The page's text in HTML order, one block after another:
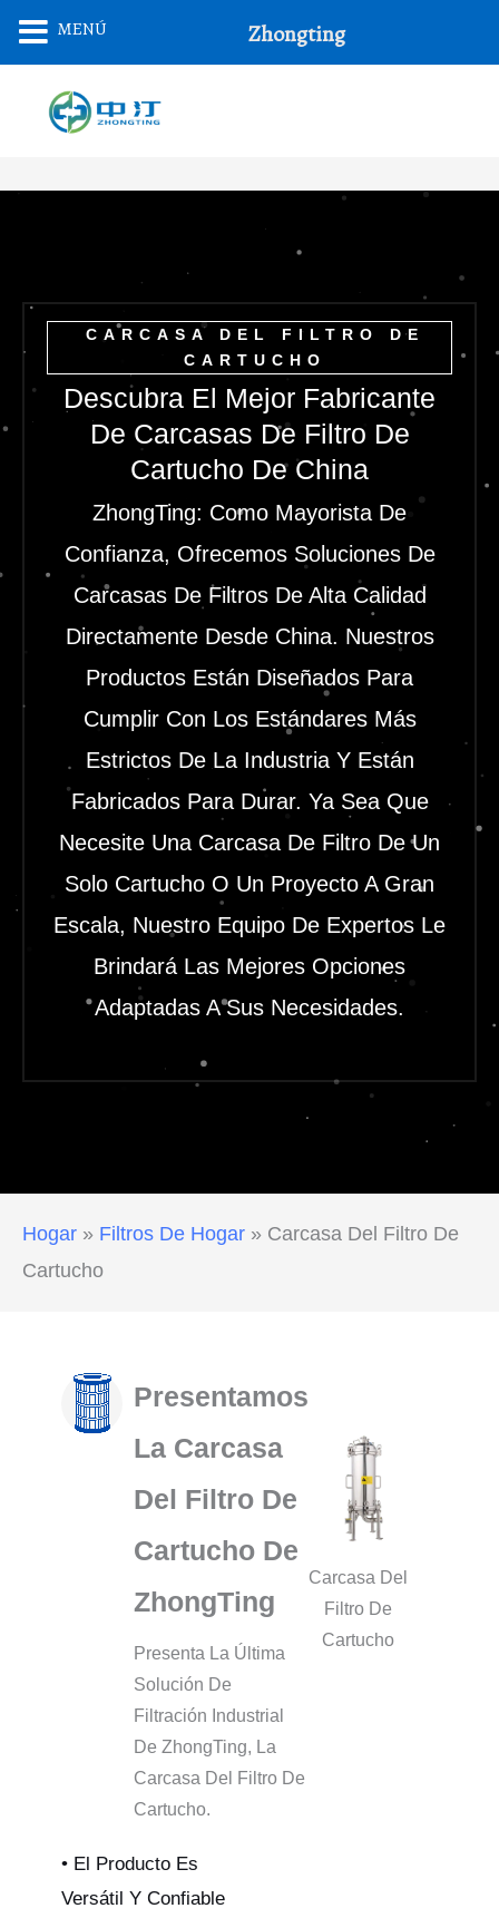
CARCASA DEL FILTRO DE
CARTUCHO
Descubra El Mejor Fabricante
De Carcasas De Filtro De
Cartucho De China
ZhongTing: Como Mayorista De
Confianza, Ofrecemos Soluciones De
Carcasas De Filtros De Alta Calidad
Directamente Desde China. Nuestros
Productos Están Diseñados Para
Cumplir Con Los Estándares Más
Estrictos De La Industria Y Están
Fabricados Para Durar. Ya Sea Que
Necesite Una Carcasa De Filtro De Un
Solo Cartucho O Un Proyecto A Gran
Escala, Nuestro Equipo De Expertos Le
Brindará Las Mejores Opciones
Adaptadas A Sus Necesidades.
Hogar » Filtros De Hogar » Carcasa Del Filtro De
Cartucho
Presentamos
La Carcasa
Del Filtro De
Cartucho De
ZhongTing
Presenta La Última
Solución De
Filtración Industrial
De ZhongTing, La
Carcasa Del Filtro De
Cartucho.
• El Producto Es
Versátil Y Confiable
Carcasa Del
Filtro De
Cartucho
MENÚ Zhongting